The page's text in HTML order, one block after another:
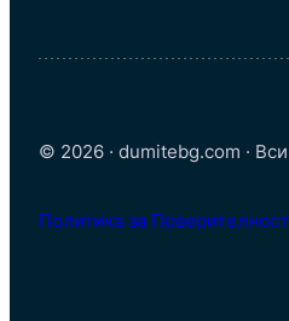
© 2026 · dumitebg.com ·
Политика за Поверителност